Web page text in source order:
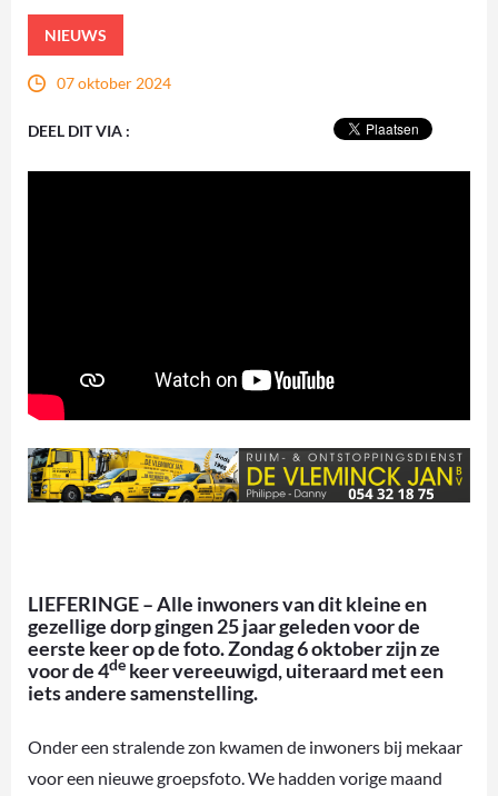
NIEUWS
07 oktober 2024
DEEL DIT VIA :
LIEFERINGE – Alle inwoners van dit kleine en
gezellige dorp gingen 25 jaar geleden voor de
eerste keer op de foto. Zondag 6 oktober zijn ze
voor de 4de keer vereeuwigd, uiteraard met een
iets andere samenstelling.
Onder een stralende zon kwamen de inwoners bij mekaar
voor een nieuwe groepsfoto. We hadden vorige maand